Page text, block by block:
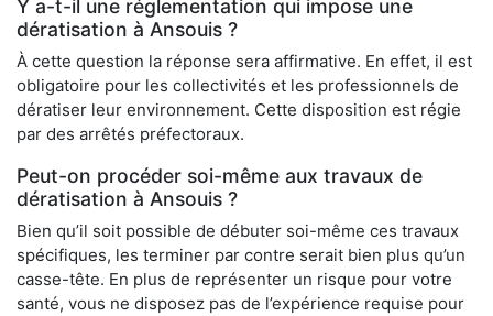
Y a-t-il une réglementation qui impose une
dératisation à Ansouis ?
À cette question la réponse sera affirmative. En effet, il est
obligatoire pour les collectivités et les professionnels de
dératiser leur environnement. Cette disposition est régie
par des arrêtés préfectoraux.
Peut-on procéder soi-même aux travaux de
dératisation à Ansouis ?
Bien qu’il soit possible de débuter soi-même ces travaux
spécifiques, les terminer par contre serait bien plus qu’un
casse-tête. En plus de représenter un risque pour votre
santé, vous ne disposez pas de l’expérience requise pour